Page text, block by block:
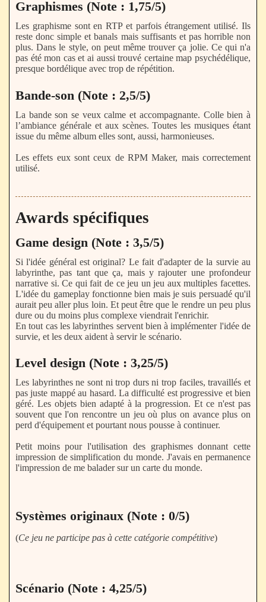
Graphismes (Note : 1,75/5)
Les graphisme sont en RTP et parfois étrangement utilisé. Ils
reste donc simple et banals mais suffisants et pas horrible non
plus. Dans le style, on peut même trouver ça jolie. Ce qui n'a
pas été mon cas et ai aussi trouvé certaine map psychédélique,
presque bordélique avec trop de répétition.
Bande-son (Note : 2,5/5)
La bande son se veux calme et accompagnante. Colle bien à
l’ambiance générale et aux scènes. Toutes les musiques étant
issue du même album elles sont, aussi, harmonieuses.
Les effets eux sont ceux de RPM Maker, mais correctement
utilisé.
Awards spécifiques
Game design (Note : 3,5/5)
Si l'idée général est original? Le fait d'adapter de la survie au
labyrinthe, pas tant que ça, mais y rajouter une profondeur
narrative si. Ce qui fait de ce jeu un jeu aux multiples facettes.
L'idée du gameplay fonctionne bien mais je suis persuadé qu'il
aurait peu aller plus loin. Et peut être que le rendre un peu plus
dure ou du moins plus complexe viendrait l'enrichir.
En tout cas les labyrinthes servent bien à implémenter l'idée de
survie, et les deux aident à servir le scénario.
Level design (Note : 3,25/5)
Les labyrinthes ne sont ni trop durs ni trop faciles, travaillés et
pas juste mappé au hasard. La difficulté est progressive et bien
géré. Les objets bien adapté à la progression. Et ce n'est pas
souvent que l'on rencontre un jeu où plus on avance plus on
perd d'équipement et pourtant nous pousse à continuer.
Petit moins pour l'utilisation des graphismes donnant cette
impression de simplification du monde. J'avais en permanence
l'impression de me balader sur un carte du monde.
Systèmes originaux (Note : 0/5)
(Ce jeu ne participe pas à cette catégorie compétitive)
Scénario (Note : 4,25/5)